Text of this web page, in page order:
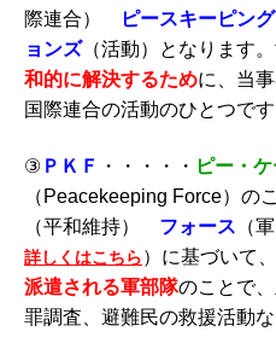
際連合）
ピースキーピング
ョンズ（活動）となります
和的に解決するために、当
国際連合の活動のひとつです
③ ＰＫＦ ・・・・・ ピー・
（Peacekeeping Force）の
（平和維持） フォース （
詳しくはこちら）に基づいて、
派遣される軍部隊のことで
罪調査、避難民の救援活動な